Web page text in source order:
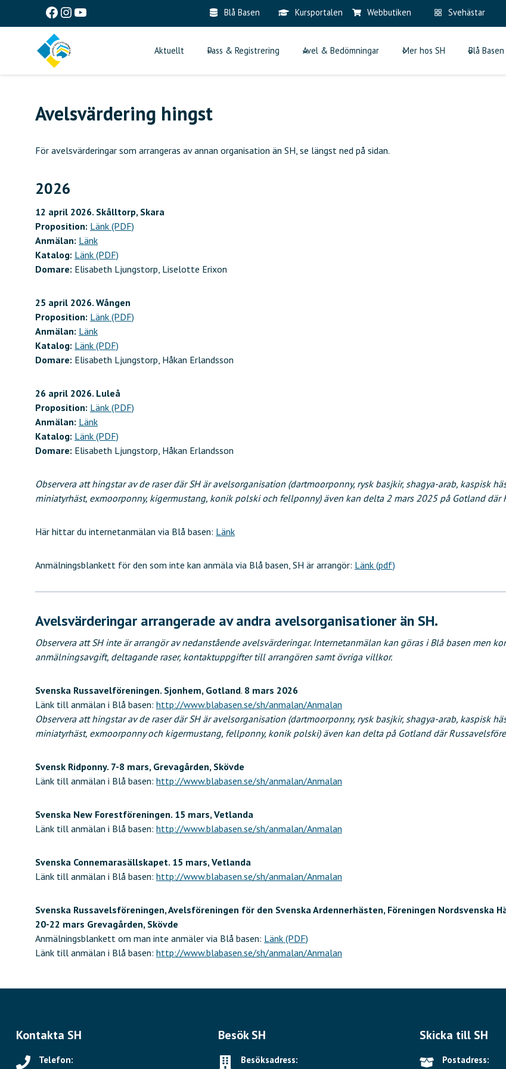
Facebook
Instagram
YouTube Blå Basen Kursportalen Webbutiken Svehästar
Aktuellt Pass & Registrering Avel & Bedömningar Mer hos SH Blå Basen
Avelsvärdering hingst
För avelsvärderingar som arrangeras av annan organisation än SH, se längst ned på sidan.
2026
12 april 2026. Skålltorp, Skara
Proposition: Länk (PDF)
Anmälan: Länk
Katalog: Länk (PDF)
Domare: Elisabeth Ljungstorp, Liselotte Erixon
25 april 2026. Wången
Proposition: Länk (PDF)
Anmälan: Länk
Katalog: Länk (PDF)
Domare: Elisabeth Ljungstorp, Håkan Erlandsson
26 april 2026. Luleå
Proposition: Länk (PDF)
Anmälan: Länk
Katalog: Länk (PDF)
Domare: Elisabeth Ljungstorp, Håkan Erlandsson
Observera att hingstar av de raser där SH är avelsorganisation (dartmoorponny, rysk basjkir, shagya-arab, kaspisk
miniatyrhäst, exmoorponny, kigermustang, konik polski och fellponny) även kan delta 2 mars 2025 på Gotland där
Här hittar du internetanmälan via Blå basen: Länk
Anmälningsblankett för den som inte kan anmäla via Blå basen, SH är arrangör: Länk (pdf)
Avelsvärderingar arrangerade av andra avelsorganisationer än SH.
Observera att SH inte är arrangör av nedanstående avelsvärderingar. Internetanmälan kan göras i Blå basen
anmälningsavgift, deltagande raser, kontaktuppgifter till arrangören samt övriga villkor.
Svenska Russavelföreningen. Sjonhem, Gotland. 8 mars 2026
Länk till anmälan i Blå basen: http://www.blabasen.se/sh/anmalan/Anmalan
Observera att hingstar av de raser där SH är avelsorganisation (dartmoorponny, rysk basjkir, shagya-arab, kaspisk
miniatyrhäst, exmoorponny och kigermustang, fellponny, konik polski) även kan delta på Gotland där
Svensk Ridponny. 7-8 mars, Grevagården, Skövde
Länk till anmälan i Blå basen: http://www.blabasen.se/sh/anmalan/Anmalan
Svenska New Forestföreningen. 15 mars, Vetlanda
Länk till anmälan i Blå basen: http://www.blabasen.se/sh/anmalan/Anmalan
Svenska Connemarasällskapet. 15 mars, Vetlanda
Länk till anmälan i Blå basen: http://www.blabasen.se/sh/anmalan/Anmalan
Svenska Russavelsföreningen, Avelsföreningen för den Svenska Ardennerhästen, Föreningen Nordsvenska
20-22 mars Grevagården, Skövde
Anmälningsblankett om man inte anmäler via Blå basen: Länk (PDF)
Länk till anmälan i Blå basen: http://www.blabasen.se/sh/anmalan/Anmalan
Kontakta SH
Telefon:
Besök SH
Besöksadress:
Skicka till SH
Postadress: